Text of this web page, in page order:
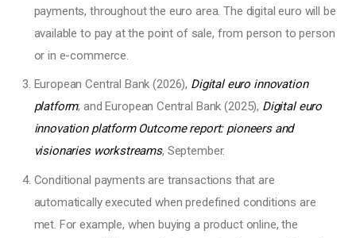
payments, throughout the euro area. The digital euro will be
available to pay at the point of sale, from person to person
or in e-commerce.
European Central Bank (2026), Digital euro innovation
platform; and European Central Bank (2025), Digital euro
innovation platform Outcome report: pioneers and
visionaries workstreams, September.
Conditional payments are transactions that are
automatically executed when predefined conditions are
met. For example, when buying a product online, the